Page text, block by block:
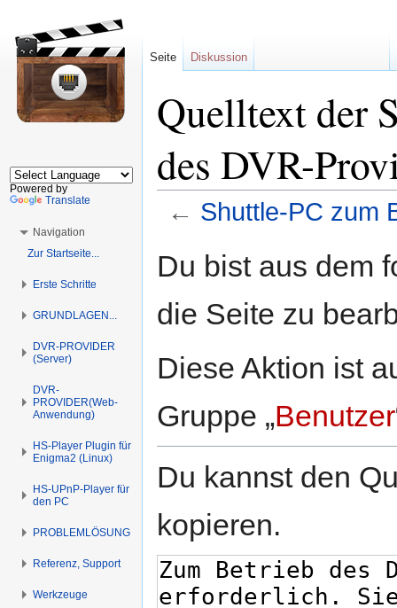
Quelltext der
des DVR-
← Shuttle-PC zum
Navigation
Suche
Du bist aus dem
die Seite zu
Diese Aktion ist
Gruppe „Benutzer
Du kannst den
kopieren.
Seite Diskussion
Powered by
Translate
Navigation
Zur Startseite...
Erste Schritte
GRUNDLAGEN...
DVR-PROVIDER
(Server)
DVR-
PROVIDER(Web-
Anwendung)
HS-Player Plugin für
Enigma2 (Linux)
HS-UPnP-Player für
den PC
PROBLEMLÖSUNG
Referenz, Support
Werkzeuge